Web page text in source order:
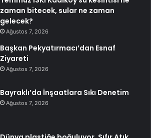
zaman bitecek, sular ne zaman
gelecek?
Ağustos 7, 2026
Başkan Pekyatırmacı’dan Esnaf
Ziyareti
Ağustos 7, 2026
Bayraklı’da İnşaatlara Sıkı Denetim
Ağustos 7, 2026